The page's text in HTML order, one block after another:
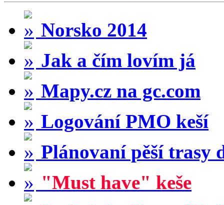
Norsko 2014
Jak a čím lovím já
Mapy.cz na gc.com
Logování PMO keší
Plánovaní pěší trasy
"Must have" keše